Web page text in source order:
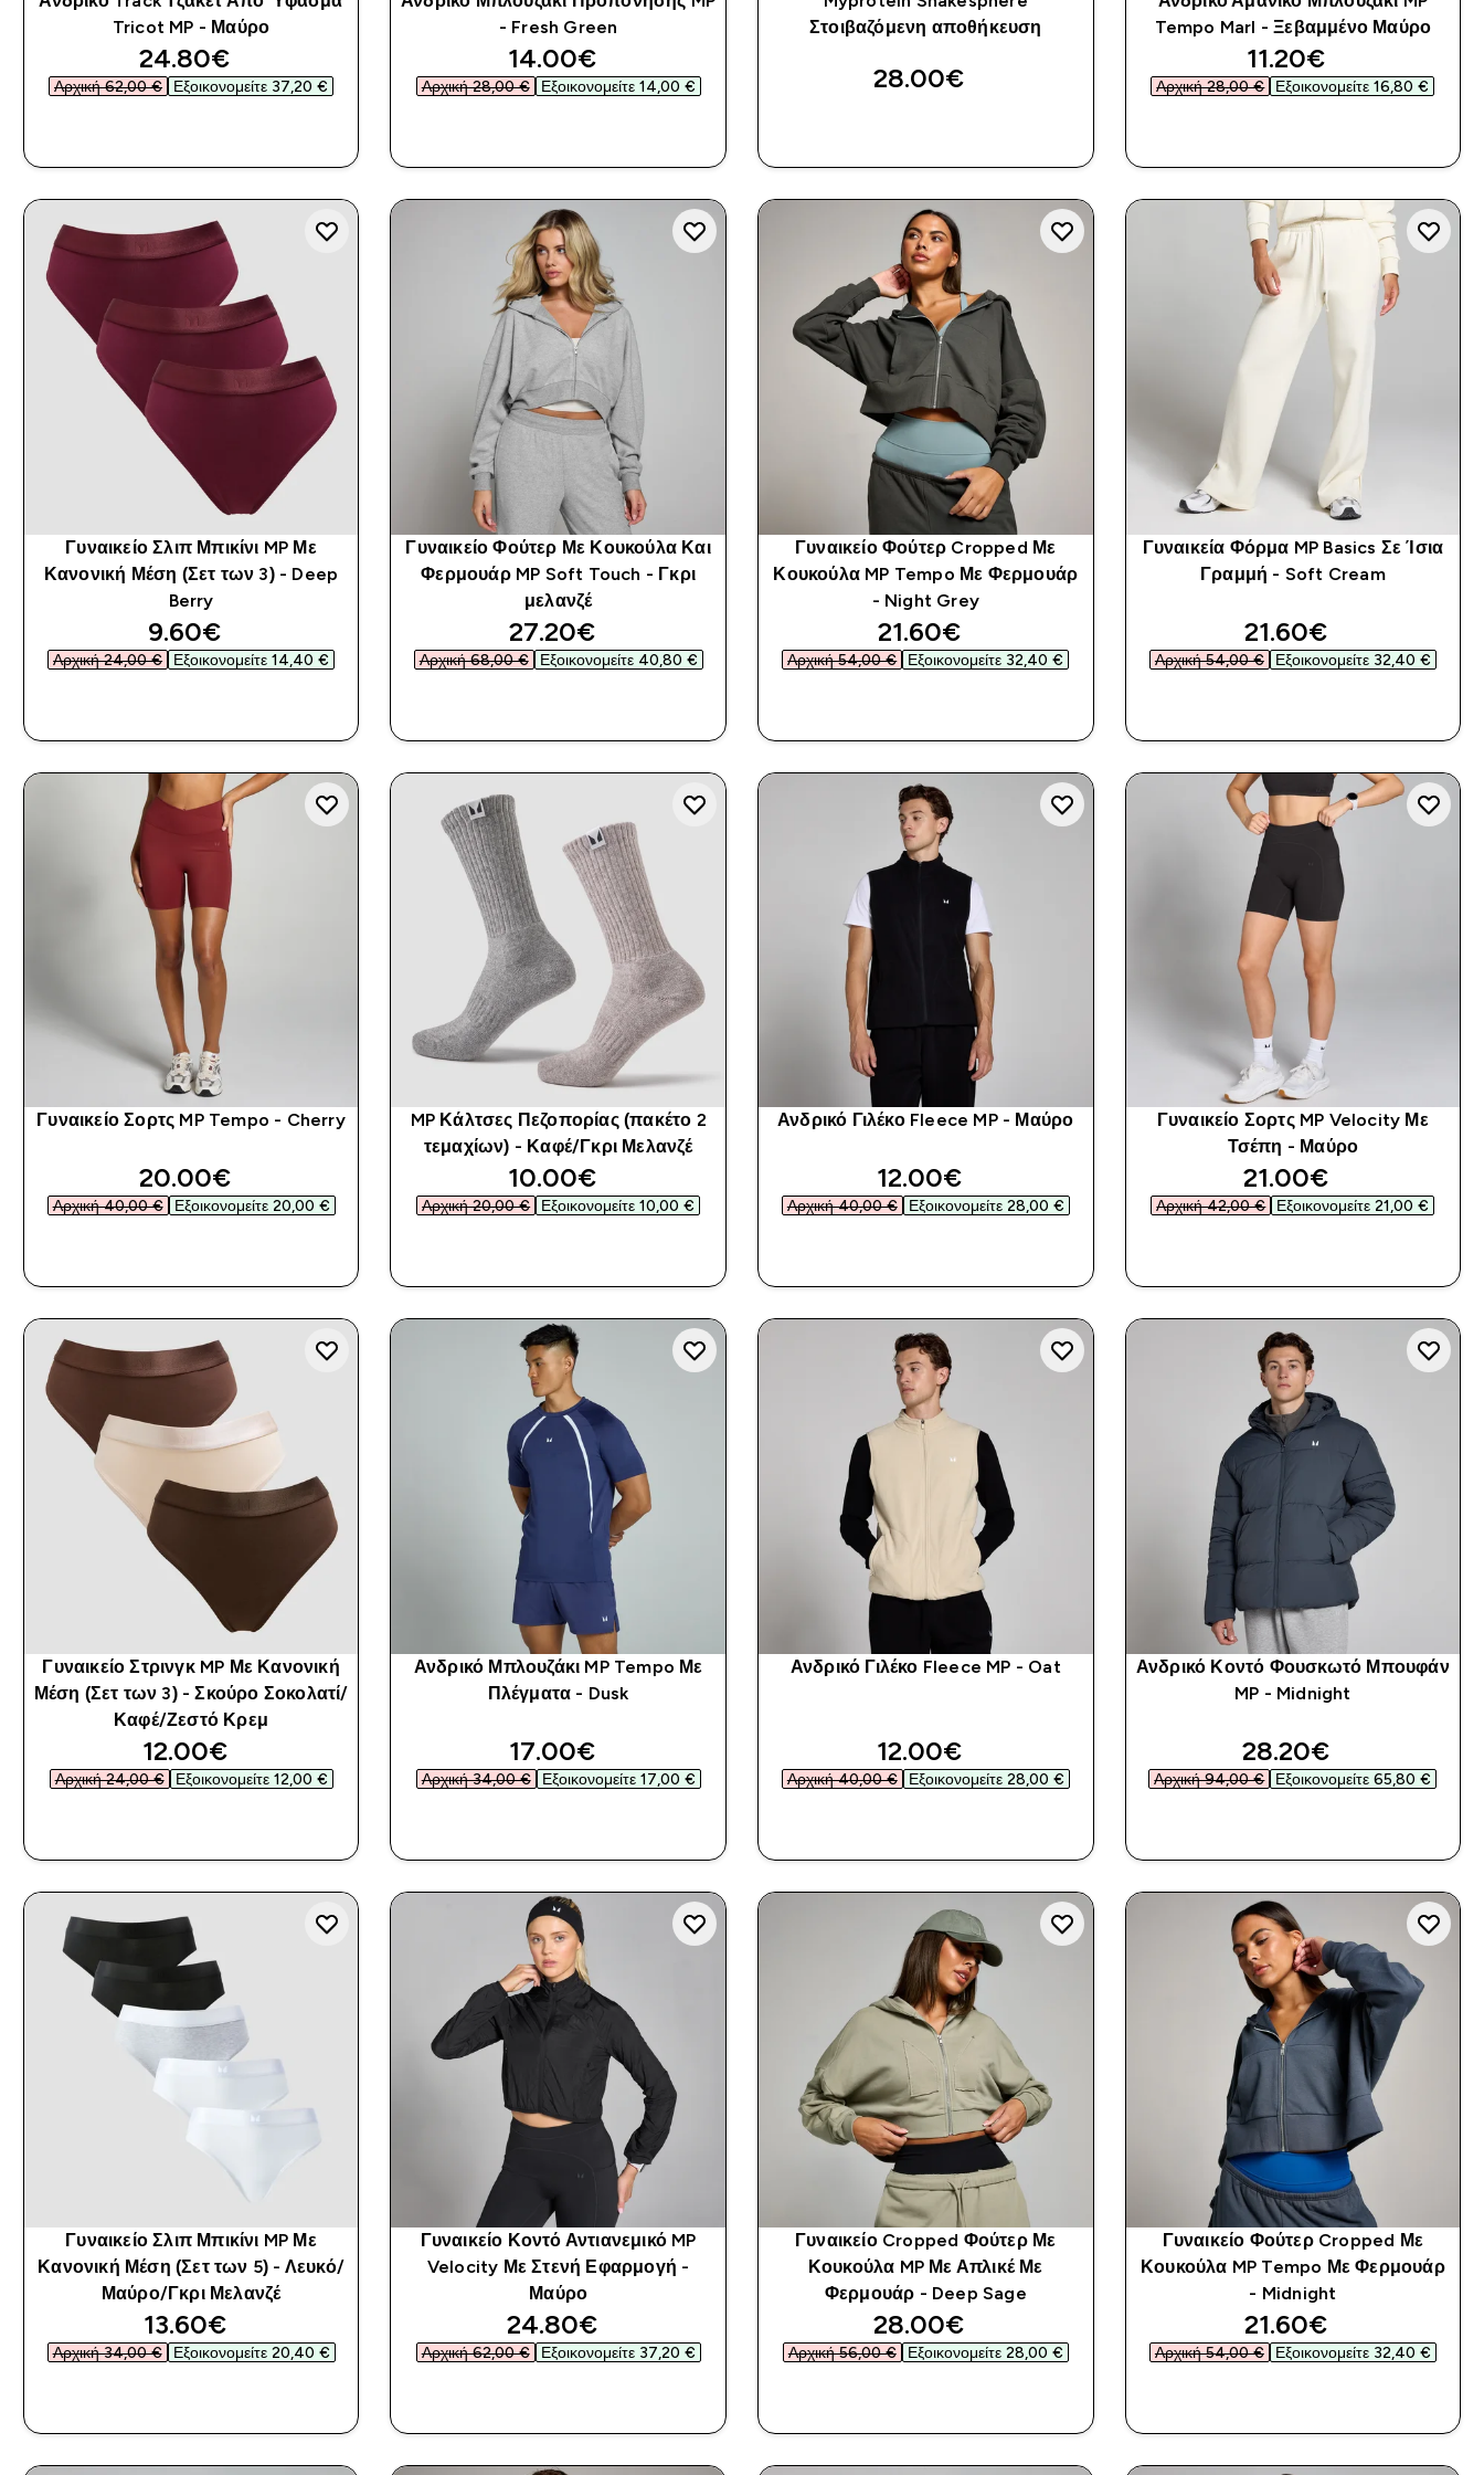
Tricot MP - Μαύρο
discounted price
24.80€‎
Αρχική 62,00 €‎ Εξοικονομείτε 37,20 €‎
- Fresh Green
discounted price
14.00€‎
Αρχική 28,00 €‎ Εξοικονομείτε 14,00 €‎
Στοιβαζόμενη αποθήκευση
28.00€‎
Tempo Marl - Ξεβαμμένο Μαύρο
discounted price
11.20€‎
Αρχική 28,00 €‎ Εξοικονομείτε 16,80 €‎
Γυναικείο Σλιπ Μπικίνι MP Με
Κανονική Μέση (Σετ των 3) - Deep
Berry
discounted price
9.60€‎
Αρχική 24,00 €‎ Εξοικονομείτε 14,40 €‎
Γυναικείο Φούτερ Με Κουκούλα Και
Φερμουάρ MP Soft Touch - Γκρι
μελανζέ
discounted price
27.20€‎
Αρχική 68,00 €‎ Εξοικονομείτε 40,80 €‎
Γυναικείο Φούτερ Cropped Με
Κουκούλα MP Tempo Με Φερμουάρ
- Night Grey
discounted price
21.60€‎
Αρχική 54,00 €‎ Εξοικονομείτε 32,40 €‎
Γυναικεία Φόρμα MP Basics Σε Ίσια
Γραμμή - Soft Cream
discounted price
21.60€‎
Αρχική 54,00 €‎ Εξοικονομείτε 32,40 €‎
Γυναικείο Σορτς MP Tempo - Cherry
discounted price
20.00€‎
Αρχική 40,00 €‎ Εξοικονομείτε 20,00 €‎
MP Κάλτσες Πεζοπορίας (πακέτο 2
τεμαχίων) - Καφέ/Γκρι Μελανζέ
discounted price
10.00€‎
Αρχική 20,00 €‎ Εξοικονομείτε 10,00 €‎
Ανδρικό Γιλέκο Fleece MP - Μαύρο
discounted price
12.00€‎
Αρχική 40,00 €‎ Εξοικονομείτε 28,00 €‎
Γυναικείο Σορτς MP Velocity Με
Τσέπη - Μαύρο
discounted price
21.00€‎
Αρχική 42,00 €‎ Εξοικονομείτε 21,00 €‎
Γυναικείο Στρινγκ MP Με Κανονική
Μέση (Σετ των 3) - Σκούρο Σοκολατί/
Καφέ/Ζεστό Κρεμ
discounted price
12.00€‎
Αρχική 24,00 €‎ Εξοικονομείτε 12,00 €‎
Ανδρικό Μπλουζάκι MP Tempo Με
Πλέγματα - Dusk
discounted price
17.00€‎
Αρχική 34,00 €‎ Εξοικονομείτε 17,00 €‎
Ανδρικό Γιλέκο Fleece MP - Oat
discounted price
12.00€‎
Αρχική 40,00 €‎ Εξοικονομείτε 28,00 €‎
Ανδρικό Κοντό Φουσκωτό Μπουφάν
MP - Midnight
discounted price
28.20€‎
Αρχική 94,00 €‎ Εξοικονομείτε 65,80 €‎
Γυναικείο Σλιπ Μπικίνι MP Με
Κανονική Μέση (Σετ των 5) - Λευκό/
Μαύρο/Γκρι Μελανζέ
discounted price
13.60€‎
Αρχική 34,00 €‎ Εξοικονομείτε 20,40 €‎
Γυναικείο Κοντό Αντιανεμικό MP
Velocity Με Στενή Εφαρμογή -
Μαύρο
discounted price
24.80€‎
Αρχική 62,00 €‎ Εξοικονομείτε 37,20 €‎
Γυναικείο Cropped Φούτερ Με
Κουκούλα MP Με Απλικέ Με
Φερμουάρ - Deep Sage
discounted price
28.00€‎
Αρχική 56,00 €‎ Εξοικονομείτε 28,00 €‎
Γυναικείο Φούτερ Cropped Με
Κουκούλα MP Tempo Με Φερμουάρ
- Midnight
discounted price
21.60€‎
Αρχική 54,00 €‎ Εξοικονομείτε 32,40 €‎